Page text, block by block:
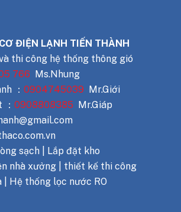
ĐIỆN LẠNH TIẾN THÀNH
thi công hệ thống thông gió
766 Ms.Nhung
： 0904745039 Mr.Giới
0908808385 Mr.Giáp
sạch | Lắp đặt kho
nhà xưởng | thiết kế thi công
| Hệ thống lọc nước RO